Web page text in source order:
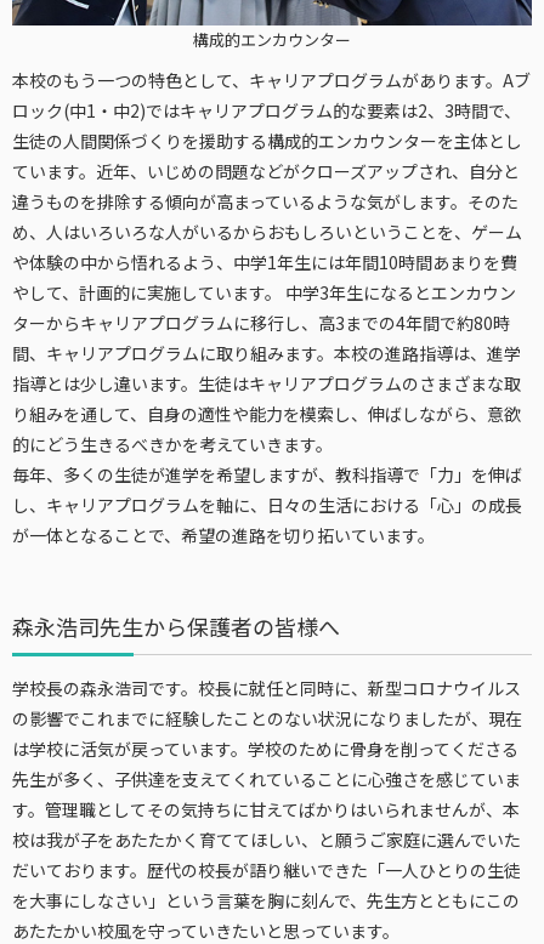
構成的エンカウンター
本校のもう一つの特色として、キャリアプログラムがあります。Aブ
ロック(中1・中2)ではキャリアプログラム的な要素は2、3時間で、
生徒の人間関係づくりを援助する構成的エンカウンターを主体とし
ています。近年、いじめの問題などがクローズアップされ、自分と
違うものを排除する傾向が高まっているような気がします。そのた
め、人はいろいろな人がいるからおもしろいということを、ゲーム
や体験の中から悟れるよう、中学1年生には年間10時間あまりを費
やして、計画的に実施しています。 中学3年生になるとエンカウン
ターからキャリアプログラムに移行し、高3までの4年間で約80時
間、キャリアプログラムに取り組みます。本校の進路指導は、進学
指導とは少し違います。生徒はキャリアプログラムのさまざまな取
り組みを通して、自身の適性や能力を模索し、伸ばしながら、意欲
的にどう生きるべきかを考えていきます。
毎年、多くの生徒が進学を希望しますが、教科指導で「力」を伸ば
し、キャリアプログラムを軸に、日々の生活における「心」の成長
が一体となることで、希望の進路を切り拓いています。
森永浩司先生から保護者の皆様へ
学校長の森永浩司です。校長に就任と同時に、新型コロナウイルス
の影響でこれまでに経験したことのない状況になりましたが、現在
は学校に活気が戻っています。学校のために骨身を削ってくださる
先生が多く、子供達を支えてくれていることに心強さを感じていま
す。管理職としてその気持ちに甘えてばかりはいられませんが、本
校は我が子をあたたかく育ててほしい、と願うご家庭に選んでいた
だいております。歴代の校長が語り継いできた「一人ひとりの生徒
を大事にしなさい」という言葉を胸に刻んで、先生方とともにこの
あたたかい校風を守っていきたいと思っています。